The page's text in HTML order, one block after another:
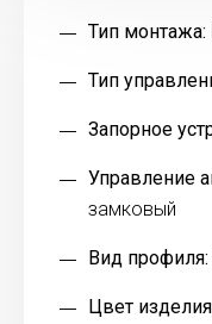
Тип монтажа:
Тип
Запорное
Управление
замковый
Вид профиля:
Цвет